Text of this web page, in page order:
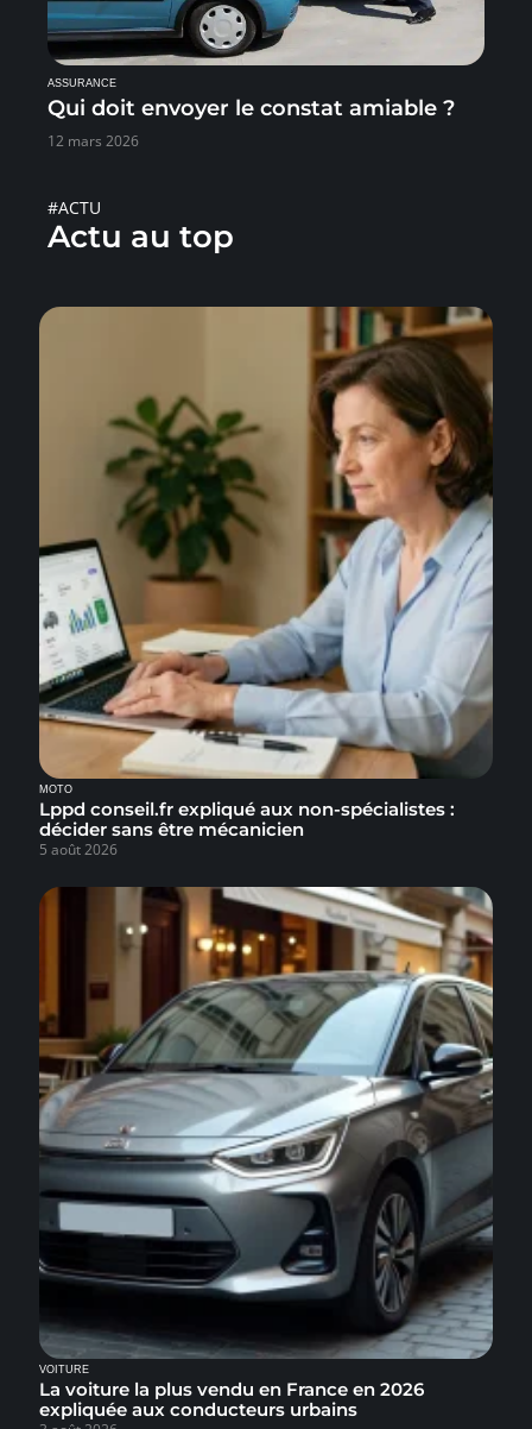
ASSURANCE
Qui doit envoyer le constat amiable ?
12 mars 2026
#ACTU
Actu au top
MOTO
Lppd conseil.fr expliqué aux non-spécialistes :
décider sans être mécanicien
5 août 2026
VOITURE
La voiture la plus vendu en France en 2026
expliquée aux conducteurs urbains